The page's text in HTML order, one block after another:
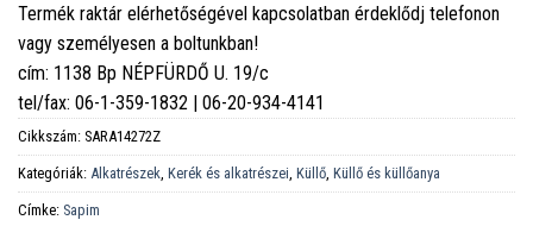
Termék raktár elérhetőségével kapcsolatban érdeklődj telefonon
vagy személyesen a boltunkban!
cím: 1138 Bp NÉPFÜRDŐ U. 19/c
tel/fax: 06-1-359-1832 | 06-20-934-4141
Cikkszám: SARA14272Z
Kategóriák: Alkatrészek Kerék és alkatrészei Küllő Küllő és küllőanya
Címke: Sapim